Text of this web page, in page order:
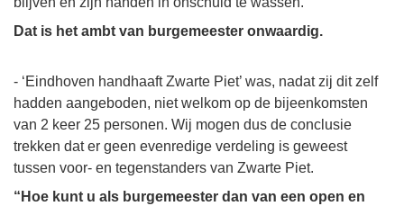
Dat is het ambt van burgemeester onwaardig.
- ‘Eindhoven handhaaft Zwarte Piet’ was, nadat zij dit zelf
hadden aangeboden, niet welkom op de bijeenkomsten
van 2 keer 25 personen. Wij mogen dus de conclusie
trekken dat er geen evenredige verdeling is geweest
tussen voor- en tegenstanders van Zwarte Piet.
“Hoe kunt u als burgemeester dan van een open en